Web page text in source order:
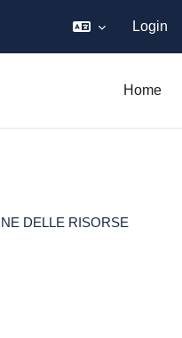
Login
Home
DELLE RISORSE